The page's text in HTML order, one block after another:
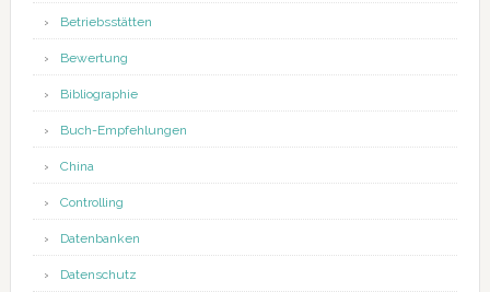
Betriebsstätten
Bewertung
Bibliographie
Buch-Empfehlungen
China
Controlling
Datenbanken
Datenschutz